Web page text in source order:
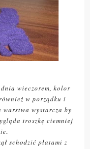
dnia wieczorem, kolor
w porządku i
warstwa wystarcza by
troszkę ciemniej
schodzić płatami z